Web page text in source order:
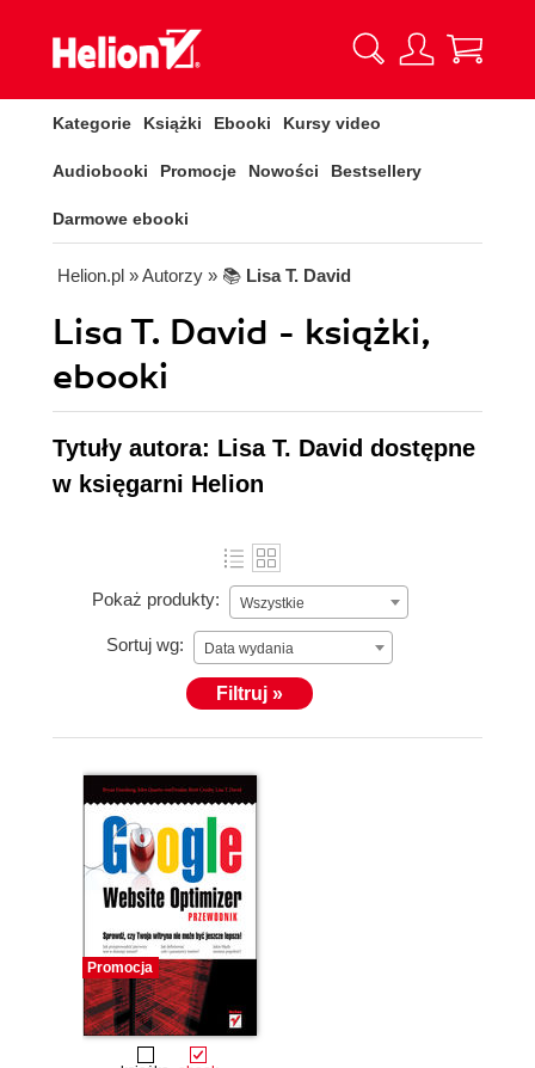
Kategorie Książki Ebooki Kursy video
Audiobooki Promocje Nowości Bestsellery
Darmowe ebooki
Helion.pl » Autorzy » 📚 Lisa T. David
Lisa T. David - książki,
ebooki
Tytuły autora: Lisa T. David dostępne
w księgarni Helion
Pokaż produkty: Wszystkie
Sortuj wg: Data wydania
Filtruj »
Promocja